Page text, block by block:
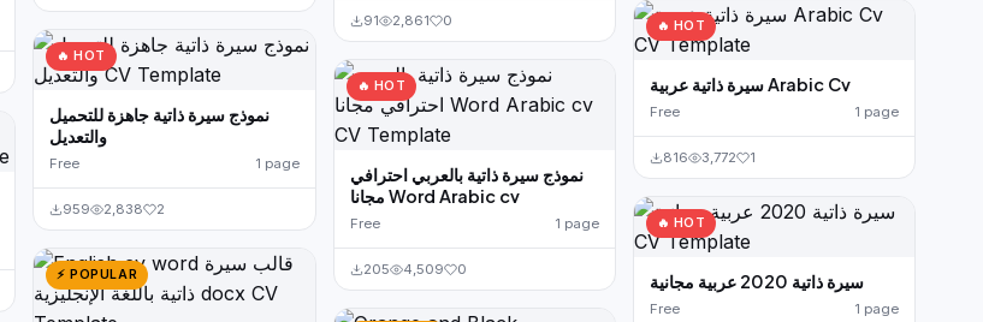
🔥 HOT
نموذج سيرة ذاتية جاهزة للتحميل
والتعديل
Free 1 page
959 2,838 2
⚡ POPULAR
91 2,861 0
🔥 HOT
نموذج سيرة ذاتية بالعربي احترافي
مجانا Word Arabic cv
Free 1 page
205 4,509 0
🔥 HOT
سيرة ذاتية عربية Arabic Cv
Free 1 page
816 3,772 1
🔥 HOT
سيرة ذاتية 2020 عربية مجانية
Free 1 page